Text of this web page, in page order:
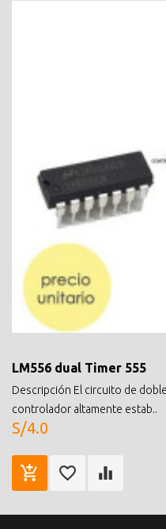
LM556 dual Timer 555
Descripción El circuito de
controlador altamente estab..
S/4.0